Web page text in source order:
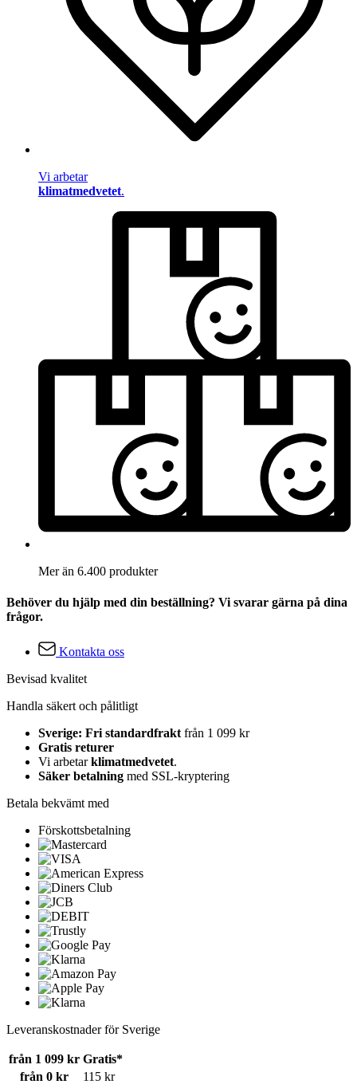
Vi arbetar
klimatmedvetet.
Mer än 6.400 produkter
Behöver du hjälp med din beställning? Vi svarar gärna på dina
frågor.
Kontakta oss
Bevisad kvalitet
Handla säkert och pålitligt
Sverige: Fri standardfrakt från 1 099 kr
Gratis returer
Vi arbetarklimatmedvetet.
Säker betalning med SSL-kryptering
Betala bekvämt med
Förskottsbetalning
Leveranskostnader för Sverige
från 1 099 kr Gratis*
från 0 kr
115 kr